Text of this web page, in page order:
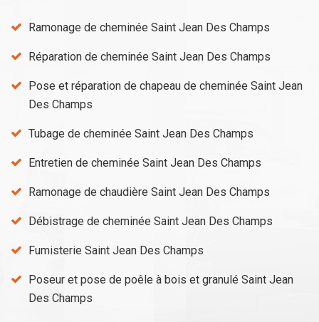
Ramonage de cheminée Saint Jean Des Champs
Réparation de cheminée Saint Jean Des Champs
Pose et réparation de chapeau de cheminée Saint Jean
Des Champs
Tubage de cheminée Saint Jean Des Champs
Entretien de cheminée Saint Jean Des Champs
Ramonage de chaudière Saint Jean Des Champs
Débistrage de cheminée Saint Jean Des Champs
Fumisterie Saint Jean Des Champs
Poseur et pose de poêle à bois et granulé Saint Jean
Des Champs